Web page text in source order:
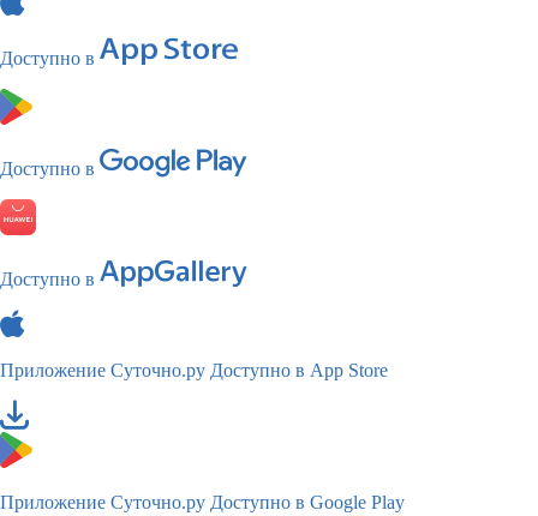
Доступно в
Доступно в
Доступно в
Приложение Суточно.ру Доступно в App Store
Приложение Суточно.ру Доступно в Google Play